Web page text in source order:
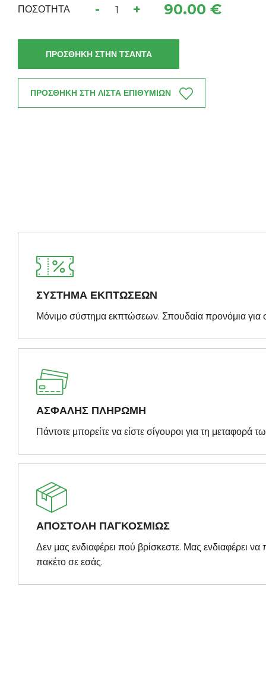
ΠΟΣΟΤΗΤΑ - + 90.00 €
ΠΡΟΣΘΗΚΗ ΣΤΗΝ ΤΣΑΝΤΑ
ΠΡΟΣΘΗΚΗ ΣΤΗ ΛΙΣΤΑ ΕΠΙΘΥΜΙΩΝ
ΣΥΣΤΗΜΑ ΕΚΠΤΩΣΕΩΝ
Μόνιμο σύστημα εκπτώσεων. Σπουδαία προνόμια για
ΑΣΦΑΛΗΣ ΠΛΗΡΩΜΗ
Πάντοτε μπορείτε να είστε σίγουροι για τη μεταφορά
ΑΠΟΣΤΟΛΗ ΠΑΓΚΟΣΜΙΩΣ
Δεν μας ενδιαφέρει πού βρίσκεστε. Μας ενδιαφέρει
πακέτο σε εσάς.